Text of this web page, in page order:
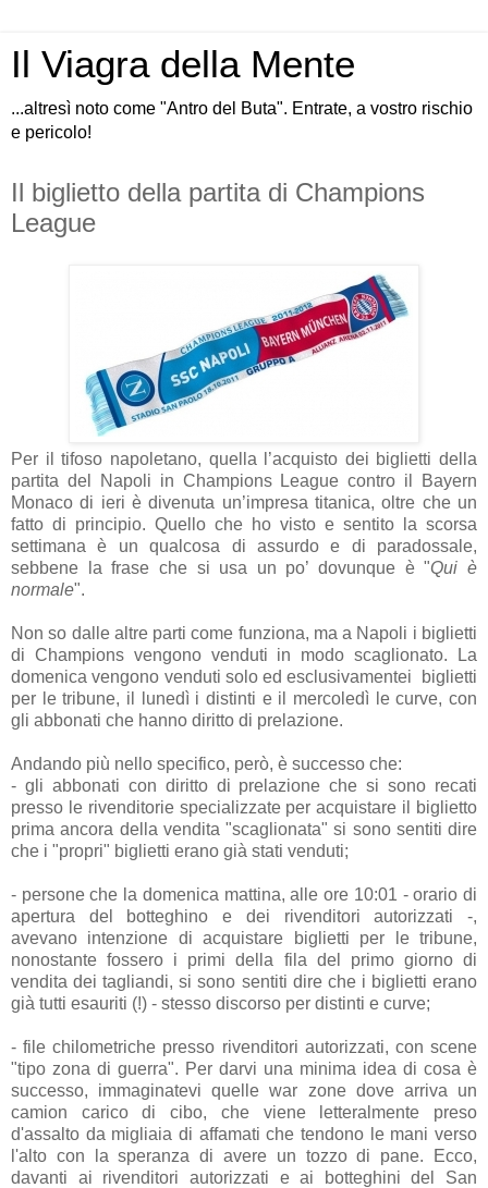
Il Viagra della Mente
...altresì noto come "Antro del Buta". Entrate, a vostro rischio
e pericolo!
Il biglietto della partita di Champions
League
Per il tifoso napoletano, quella l’acquisto dei biglietti della
partita del Napoli in Champions League contro il Bayern
Monaco di ieri è divenuta un’impresa titanica, oltre che un
fatto di principio. Quello che ho visto e sentito la scorsa
settimana è un qualcosa di assurdo e di paradossale,
sebbene la frase che si usa un po’ dovunque è "Qui è
normale".
Non so dalle altre parti come funziona, ma a Napoli i biglietti
di Champions vengono venduti in modo scaglionato. La
domenica vengono venduti solo ed esclusivamentei biglietti
per le tribune, il lunedì i distinti e il mercoledì le curve, con
gli abbonati che hanno diritto di prelazione.
Andando più nello specifico, però, è successo che:
- gli abbonati con diritto di prelazione che si sono recati
presso le rivenditorie specializzate per acquistare il biglietto
prima ancora della vendita "scaglionata" si sono sentiti dire
che i "propri" biglietti erano già stati venduti;
- persone che la domenica mattina, alle ore 10:01 - orario di
apertura del botteghino e dei rivenditori autorizzati -,
avevano intenzione di acquistare biglietti per le tribune,
nonostante fossero i primi della fila del primo giorno di
vendita dei tagliandi, si sono sentiti dire che i biglietti erano
già tutti esauriti (!) - stesso discorso per distinti e curve;
- file chilometriche presso rivenditori autorizzati, con scene
"tipo zona di guerra". Per darvi una minima idea di cosa è
successo, immaginatevi quelle war zone dove arriva un
camion carico di cibo, che viene letteralmente preso
d'assalto da migliaia di affamati che tendono le mani verso
l'alto con la speranza di avere un tozzo di pane. Ecco,
davanti ai rivenditori autorizzati e ai botteghini del San